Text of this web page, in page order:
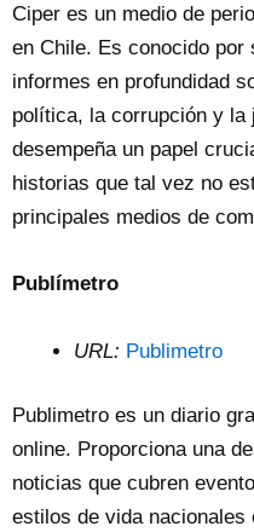
Ciper es un medio de
en Chile. Es conocido
informes en profundidad
política, la corrupción y
desempeña un papel
historias que tal vez no
principales medios de
Publímetro
URL: Publimetro
Publimetro es un diario
online. Proporciona una
noticias que cubren
estilos de vida